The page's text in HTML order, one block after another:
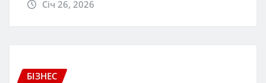
Січ 26, 2026
БІЗНЕС